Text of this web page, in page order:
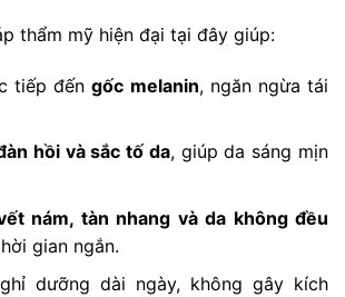
thẩm mỹ hiện đại tại đây giúp:
tiếp đếngốc melanin, ngăn ngừa tái
hồi và sắc tố da, giúp da sáng mịn
nám, tàn nhang và da không đều
gian ngắn.
dưỡng dài ngày, không gây kích